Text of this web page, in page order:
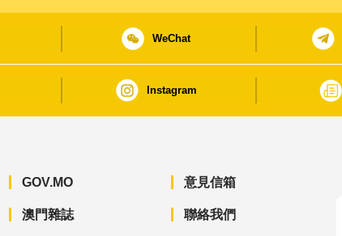
WeChat
Instagram
GOV.MO
澳門雜誌
意見信箱
聯絡我們